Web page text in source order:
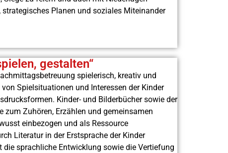
Planen und soziales Miteinander
gestalten“
spielerisch, kreativ und
Spielsituationen und Interessen der Kinder
Kinder- und Bilderbücher sowie der
Zuhören, Erzählen und gemeinsamen
einbezogen und als Ressource
Literatur in der Erstsprache der Kinder
sprachliche Entwicklung sowie die Vertiefung